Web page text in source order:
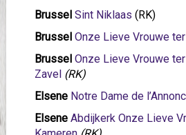
Brussel Sint Niklaas (RK)
Brussel Onze Lieve Vrouwe
Brussel Onze Lieve Vrouwe
Zavel (RK)
Elsene NotreDame de
Elsene Abdijkerk Onze Lieve